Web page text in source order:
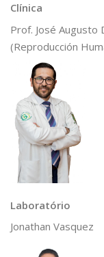
Clínica
Prof. José Augusto
(Reproducción
Laboratório
Jonathan Vasquez